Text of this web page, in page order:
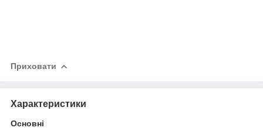
Приховати
Характеристики
Основні